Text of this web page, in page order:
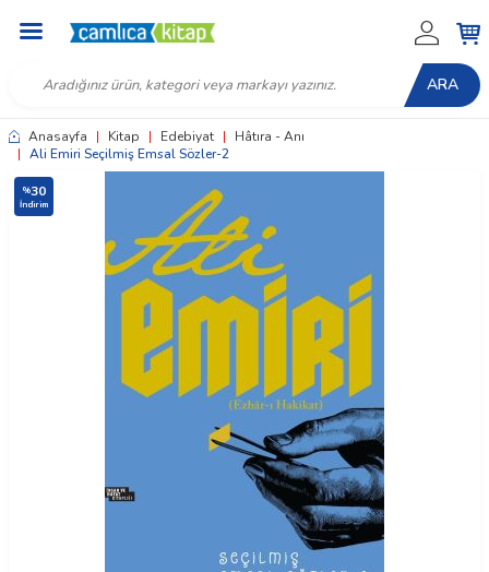
ARA
Anasayfa | Kitap | Edebiyat |
Hâtıra - Anı
| Ali Emiri Seçilmiş Emsal Sözler-2
%30
İndirim